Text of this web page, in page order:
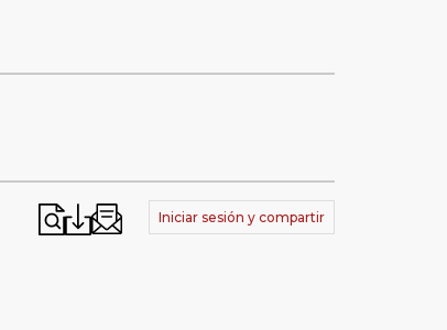
Iniciar sesión y compartir